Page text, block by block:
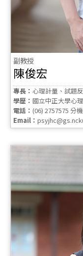
副教授
陳俊宏
專長： 心理計量、試題
學歷： 國立中正大學心
電話： (06) 2757575 分
Email：